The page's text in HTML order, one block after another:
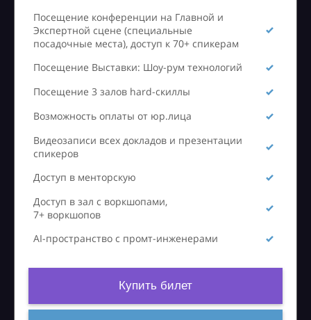
Посещение конференции на Главной и
Экспертной сцене (специальные
посадочные места), доступ к 70+ спикерам
Посещение Выставки: Шоу-рум технологий
Посещение 3 залов hard-скиллы
Возможность оплаты от юр.лица
Видеозаписи всех докладов и презентации
спикеров
Доступ в менторскую
Доступ в зал с воркшопами,
7+ воркшопов
AI-пространство с промт-инженерами
Купить билет